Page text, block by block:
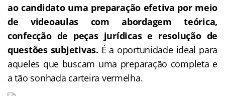
ao candidato uma preparação efetiva por meio
de videoaulas com abordagem teórica,
confecção de peças jurídicas e resolução de
questões subjetivas. É a oportunidade ideal para
aqueles que buscam uma preparação completa e
a tão sonhada carteira vermelha.